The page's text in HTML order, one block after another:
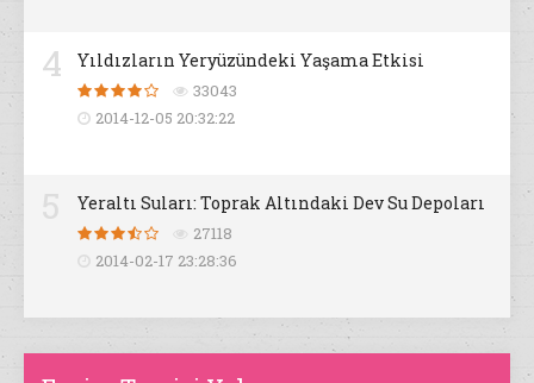
4 Yıldızların Yeryüzündeki Yaşama Etkisi
33043
2014-12-05 20:32:22
Yeraltı Suları: Toprak Altındaki Dev Su Depoları
27118
2014-02-17 23:28:36